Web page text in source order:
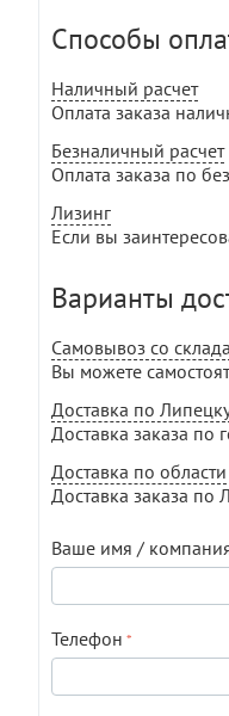
Способы
Наличный расчет
Оплата заказа
Безналичный расчет
Оплата заказа по
Лизинг
Если вы
Варианты
Самовывоз со склада
Вы можете
Доставка по
Доставка заказа по
Доставка по области
Доставка заказа по
Ваше имя /
Телефон